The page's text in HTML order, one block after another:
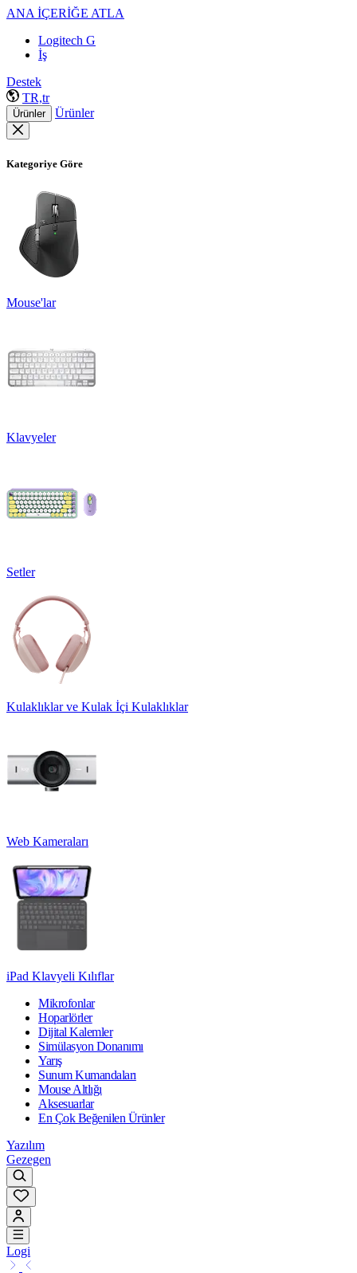
ANA İÇERİĞE ATLA
Logitech G
İş
Destek
TR,tr
Ürünler Ürünler
Kategoriye Göre
Mouse'lar
Klavyeler
Setler
Kulaklıklar ve Kulak İçi Kulaklıklar
Web Kameraları
iPad Klavyeli Kılıflar
Mikrofonlar
Hoparlörler
Dijital Kalemler
Simülasyon Donanımı
Yarış
Sunum Kumandaları
Mouse Altlığı
Aksesuarlar
En Çok Beğenilen Ürünler
Yazılım
Gezegen
Logi